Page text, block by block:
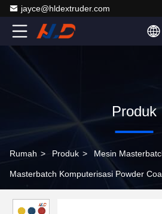
jayce@hldextruder.com
Produk
Rumah > Produk > Mesin
Masterbatch Komputerisasi Powder